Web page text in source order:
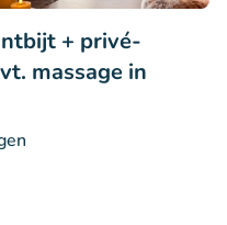
+ privé-
massage in